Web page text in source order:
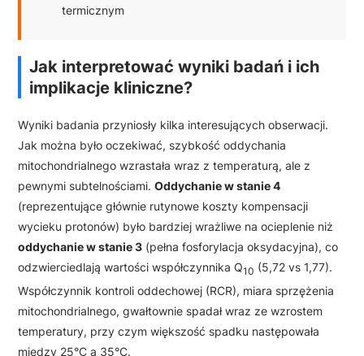
termicznym
Jak interpretować wyniki badań i ich
implikacje kliniczne?
Wyniki badania przyniosły kilka interesujących obserwacji.
Jak można było oczekiwać, szybkość oddychania
mitochondrialnego wzrastała wraz z temperaturą, ale z
pewnymi subtelnościami. Oddychanie w stanie 4
(reprezentujące głównie rutynowe koszty kompensacji
wycieku protonów) było bardziej wrażliwe na ocieplenie niż
oddychanie w stanie 3 (pełna fosforylacja oksydacyjna), co
odzwierciedlają wartości współczynnika Q10 (5,72 vs 1,77).
Współczynnik kontroli oddechowej (RCR), miara sprzężenia
mitochondrialnego, gwałtownie spadał wraz ze wzrostem
temperatury, przy czym większość spadku następowała
między 25°C a 35°C.